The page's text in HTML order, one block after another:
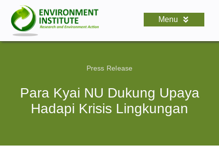
content
Menu
Activity
Press Release
Para Kyai NU Dukung Upaya
Hadapi Krisis Lingkungan